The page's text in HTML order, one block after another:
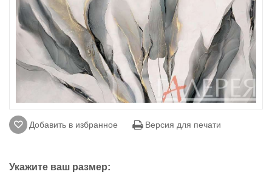
Добавить в избранное Версия для печати
Укажите ваш размер: